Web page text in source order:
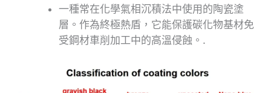
一種常在化學氣相沉積法中使用的陶瓷塗
層。作為終極熱盾，它能保護碳化物基材免
受鋼材車削加工中的高溫侵蝕。.